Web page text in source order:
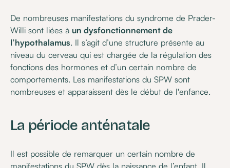
De nombreuses manifestations du syndrome de Prader-
Willi sont liées à un dysfonctionnement de
l’hypothalamus. Il s’agit d’une structure présente au
niveau du cerveau qui est chargée de la régulation des
fonctions des hormones et d’un certain nombre de
comportements. Les manifestations du SPW sont
nombreuses et apparaissent dès le début de l'enfance.
La période anténatale
Il est possible de remarquer un certain nombre de